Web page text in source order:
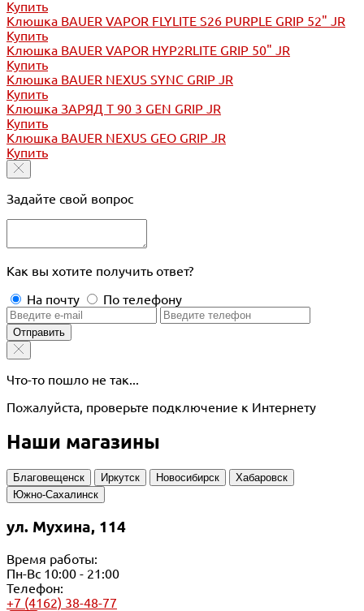
Купить
Клюшка BAUER VAPOR FLYLITE S26 PURPLE GRIP 52" JR
Купить
Клюшка BAUER VAPOR HYP2RLITE GRIP 50" JR
Купить
Клюшка BAUER NEXUS SYNC GRIP JR
Купить
Клюшка ЗАРЯД Т 90 3 GEN GRIP JR
Купить
Клюшка BAUER NEXUS GEO GRIP JR
Купить
Задайте свой вопрос
Как вы хотите получить ответ?
На почту
По телефону
Отправить
Что-то пошло не так...
Пожалуйста, проверьте подключение к Интернету
Наши магазины
Благовещенск Иркутск Новосибирск
Хабаровск
Южно-Сахалинск
ул. Мухина, 114
Время работы:
Пн-Вс 10:00 - 21:00
Телефон:
+7 (4162) 38-48-77